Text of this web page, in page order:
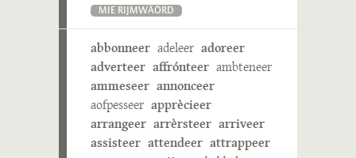
MIE RIJMWÄÖRD
abbonneer adeleer adoreer
adverteer affrónteer ambteneer
ammeseer annonceer
aofpesseer apprècieer
arrangeer arrèrsteer arriveer
assisteer attendeer attrappeer